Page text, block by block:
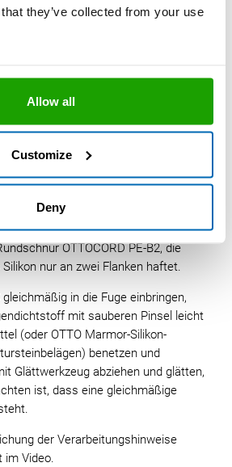
they’ve collected from your use
Allow all
Customize
Deny
Hohlraum mit der passend
OTTOCORD PE-B2, die
nur an zwei Flanken haftet.
gleichmäßig in die Fuge einbringen,
mit sauberen Pinsel leicht
(oder OTTO Marmor-Silikon-
benetzen und
Glättwerkzeug abziehen und glätten,
ist, dass eine gleichmäßige
der Verarbeitungshinweise
im Video.